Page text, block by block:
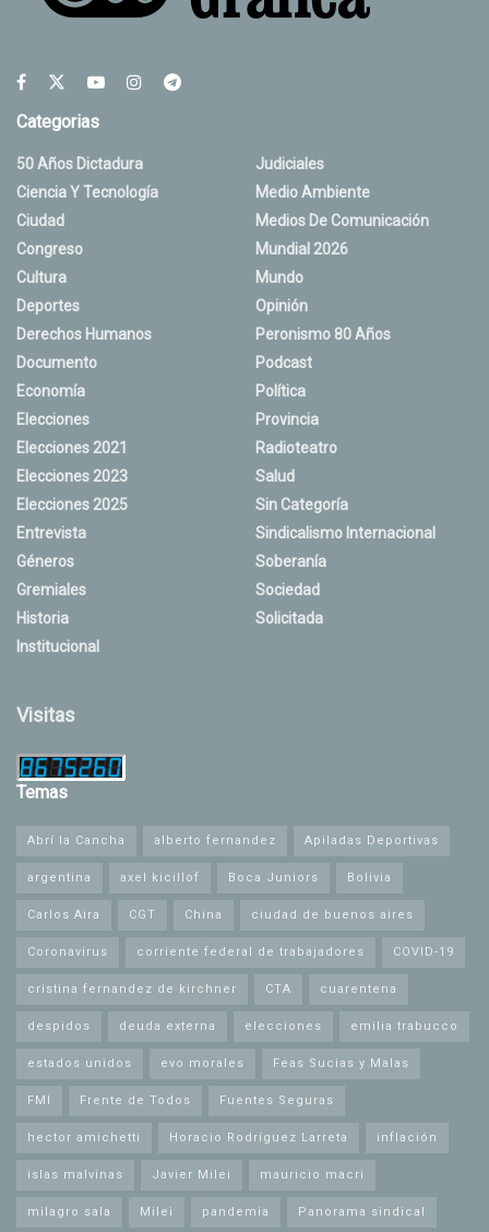
Categorias
50 Años Dictadura
Ciencia Y Tecnología
Ciudad
Congreso
Cultura
Deportes
Derechos Humanos
Documento
Economía
Elecciones
Elecciones 2021
Elecciones 2023
Elecciones 2025
Entrevista
Géneros
Gremiales
Historia
Institucional
Judiciales
Medio Ambiente
Medios De Comunicación
Mundial 2026
Mundo
Opinión
Peronismo 80 Años
Podcast
Política
Provincia
Radioteatro
Salud
Sin Categoría
Sindicalismo Internacional
Soberanía
Sociedad
Solicitada
Visitas
Temas
Abrí la Cancha alberto fernandez Apiladas Deportivas
argentina axel kicillof Boca Juniors Bolivia
Carlos Aira CGT China ciudad de buenos aires
Coronavirus corriente federal de trabajadores COVID-19
cristina fernandez de kirchner CTA cuarentena
despidos deuda externa elecciones emilia trabucco
estados unidos evo morales Feas Sucias y Malas
FMI Frente de Todos Fuentes Seguras
hector amichetti Horacio Rodríguez Larreta inflación
islas malvinas Javier Milei mauricio macri
milagro sala Milei pandemia Panorama sindical